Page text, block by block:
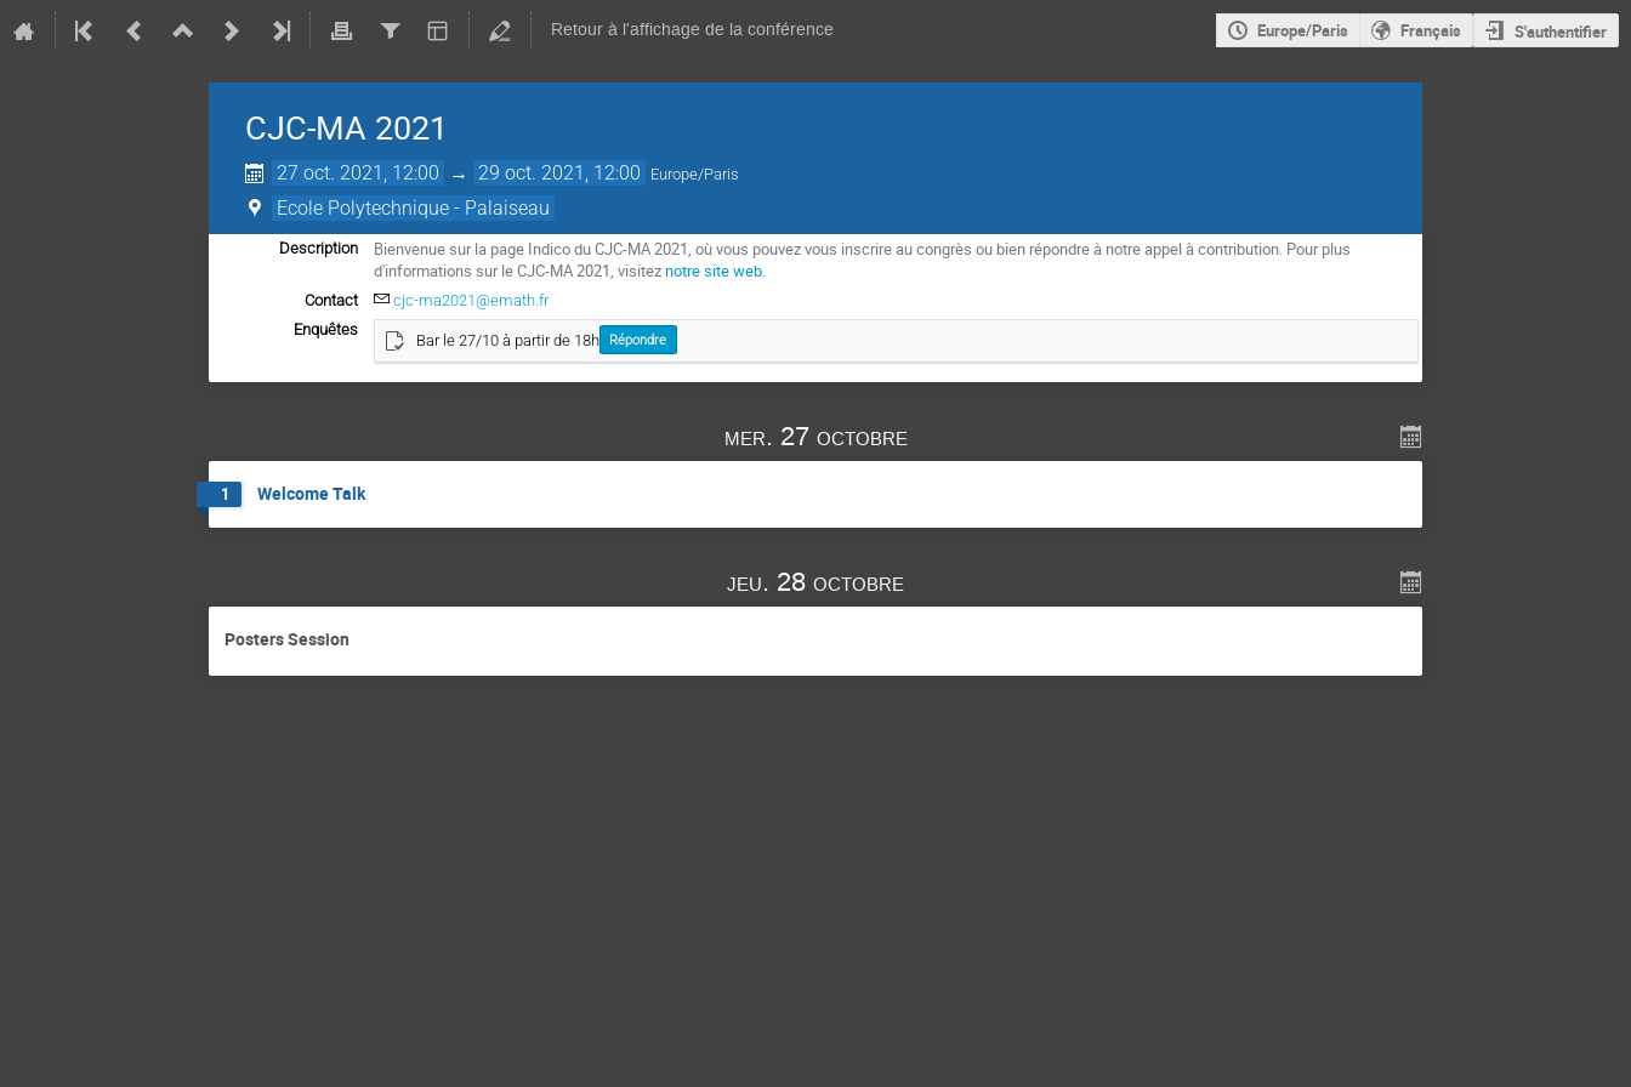
Retour à l'affichage de la conférence Europe/Paris Français S'authentifier
CJC-MA 2021
27 oct. 2021, 12:00 → 29 oct. 2021, 12:00 Europe/Paris
Ecole Polytechnique - Palaiseau
Description
Bienvenue sur la page Indico du CJC-MA 2021, où vous pouvez vous inscrire au congrès ou bien répondre à notre appel à contribution. Pour plus
d'informations sur le CJC-MA 2021, visiteznotre site web.
Contact
cjc-ma2021@emath.fr
Enquêtes
Bar le 27/10 à partir de 18h Répondre
mer. 27 octobre
1 Welcome Talk
jeu. 28 octobre
Posters Session